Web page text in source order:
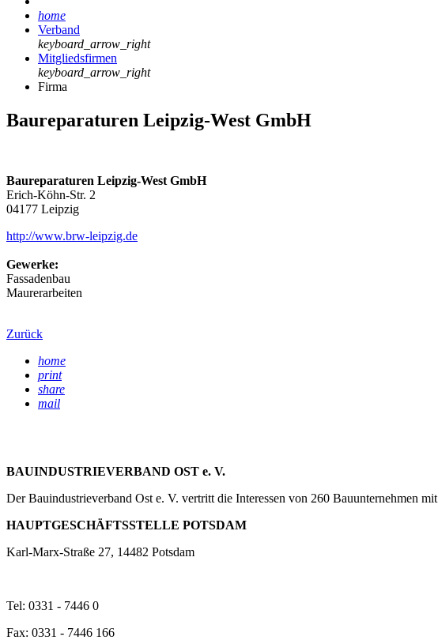
home
Verband
keyboard_arrow_right
Mitgliedsfirmen
keyboard_arrow_right
Firma
Baureparaturen Leipzig-West GmbH
Baureparaturen Leipzig-West GmbH
Erich-Köhn-Str. 2
04177 Leipzig
http://www.brw-leipzig.de
Gewerke:
Fassadenbau
Maurerarbeiten
Zurück
home
print
share
mail
BAUINDUSTRIEVERBAND OST e. V.
Der Bauindustrieverband Ost e. V. vertritt die Interessen von 260 Bauunternehmen
HAUPTGESCHÄFTSSTELLE POTSDAM
Karl-Marx-Straße 27, 14482 Potsdam
Tel: 0331 - 7446 0
Fax: 0331 - 7446 166